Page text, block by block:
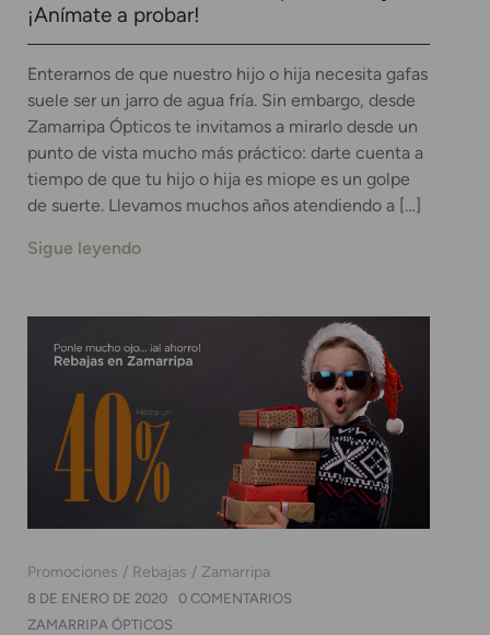
¡Anímate a probar!
Enterarnos de que nuestro hijo o hija necesita gafas
suele ser un jarro de agua fría. Sin embargo, desde
Zamarripa Ópticos te invitamos a mirarlo desde un
punto de vista mucho más práctico: darte cuenta a
tiempo de que tu hijo o hija es miope es un golpe
de suerte. Llevamos muchos años atendiendo a […]
Sigue leyendo
Promociones Rebajas Zamarripa
8 DE ENERO DE 2020
0 COMENTARIOS
ZAMARRIPA ÓPTICOS